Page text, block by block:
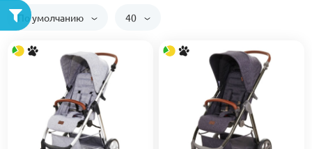
По умолчанию 40